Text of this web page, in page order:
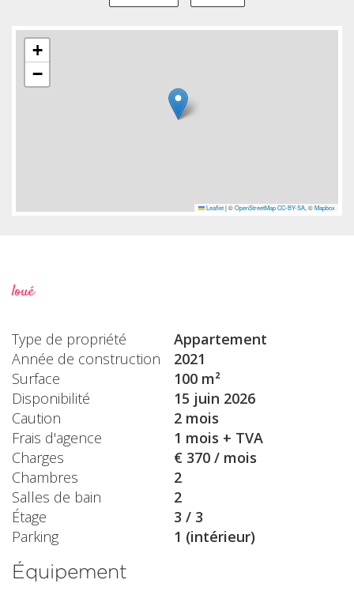
+
−
Leaflet |©OpenStreetMap CC-BY-SA, ©Mapbox
loué
Type de propriété
Appartement
Année de construction
2021
Surface
100 m²
Disponibilité
15 juin 2026
Caution
2 mois
Frais d'agence
1 mois + TVA
Charges
€ 370 / mois
Chambres
2
Salles de bain
2
Étage
3 / 3
Parking
1 (intérieur)
Équipement